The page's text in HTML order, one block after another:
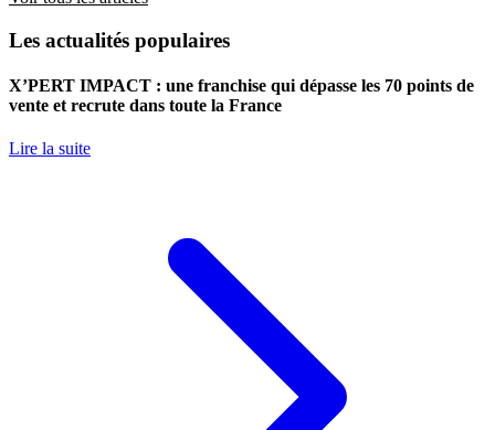
Les actualités populaires
X’PERT IMPACT : une franchise qui dépasse les 70 points de
vente et recrute dans toute la France
Lire la suite